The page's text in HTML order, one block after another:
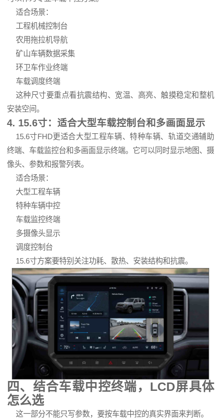
适合场景：
工程机械控制台
农用拖拉机导航
矿山车辆数据采集
环卫车作业终端
车载调度终端
这种尺寸要重点看抗震结构、宽温、高亮、触摸稳定和整机
安装空间。
4. 15.6寸：适合大型车载控制台和多画面显示
15.6寸FHD更适合大型工程车辆、特种车辆、轨道交通辅助
终端、车载监控台和多画面显示终端。它可以同时显示地图、摄
像头、参数和报警列表。
适合场景：
大型工程车辆
特种车辆中控
车载监控终端
多摄像头显示
调度控制台
15.6寸方案要特别关注功耗、散热、安装结构和抗震。
四、结合车载中控终端，LCD屏具体
怎么选
这一部分不能只写参数，要按车载中控的真实界面来判断。